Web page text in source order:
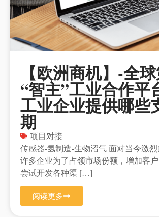
【欧洲商机】-全
“智主”工业合作平
工业企业提供哪些
期
项目对接
传感器-氢制造-生物沼气 面对当今激烈
许多企业为了占领市场份额，增加客
尝试开发各种渠 […]
阅读更多